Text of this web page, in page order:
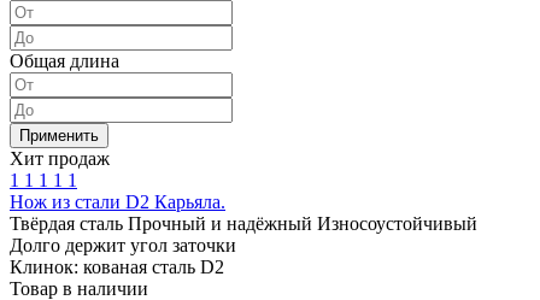
Общая длина
Хит продаж
1 1 1 1 1
Нож из стали D2 Карьяла.
Твёрдая сталь Прочный и надёжный Износоустойчивый
Долго держит угол заточки
Клинок: кованая сталь D2
Товар в наличии